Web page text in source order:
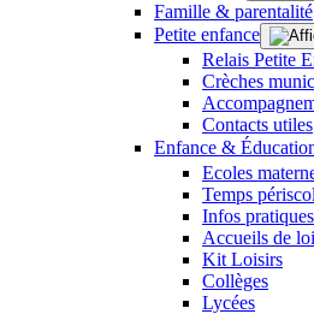
Famille & parentalité
Petite enfance
Relais Petite
Crèches
Contacts utiles
Enfance &
Ecoles
Temps
Infos pratiques
Accueils de
Kit Loisirs
Collèges
Lycées